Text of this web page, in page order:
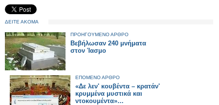
ΔΕΙΤΕ ΑΚΟΜΑ
ΠΡΟΗΓΟΥΜΕΝΟ ΑΡΘΡΟ
Βεβήλωσαν 240 μνήματα
στον Ίασμο
ΕΠΟΜΕΝΟ ΑΡΘΡΟ
«Δε λεν' κουβέντα – κρατάν'
κρυμμένα μυστικά και
ντοκουμέντα»…